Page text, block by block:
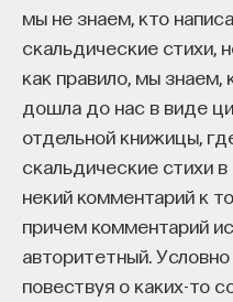
мы не знаем, кто
скальдические стихи,
как правило, мы знаем,
дошла до нас в виде
отдельной книжицы,
скальдические стихи
некий комментарий к
причем комментарий
авторитетный. Условно
повествуя о каких-то
Внеси